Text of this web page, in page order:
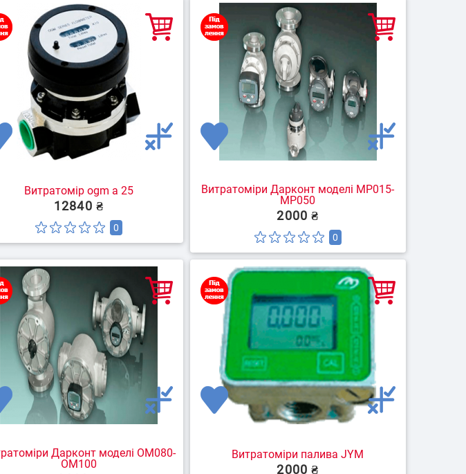
палива
Моніторинг контейнерних
перевезень
Ідентифікація водіїв
і режиму
транспорту
Витратомір ogm a 25
12840 ₴
0
Витратоміри Дарконт моделі MP015-
MP050
2000 ₴
0
Дарконт моделі ОМ080-
OM100
Витратоміри палива JYM
2000 ₴